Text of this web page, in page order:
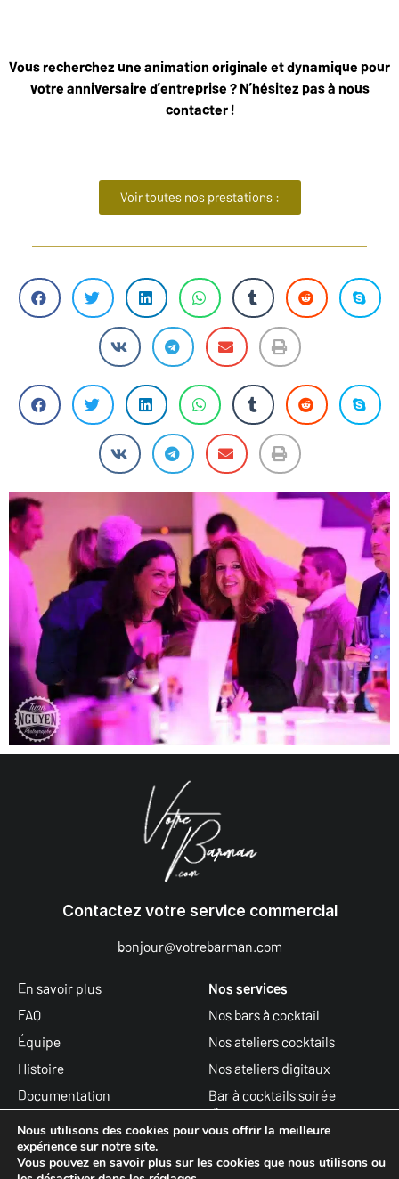
Vous recherchez une animation originale et dynamique pour
votre anniversaire d’entreprise ? N’hésitez pas à nous
contacter !
Voir toutes nos prestations :
Contactez votre service commercial
bonjour@votrebarman.com
En savoir plus
FAQ
Équipe
Histoire
Documentation
Les recettes de cocktails
Nous rejoindre
Nos services
Nos bars à cocktail
Nos ateliers cocktails
Nos ateliers digitaux
Bar à cocktails soirée
d’entreprise
Nous utilisons des cookies pour vous offrir la meilleure
expérience sur notre site.
Vous pouvez en savoir plus sur les cookies que nous utilisons ou